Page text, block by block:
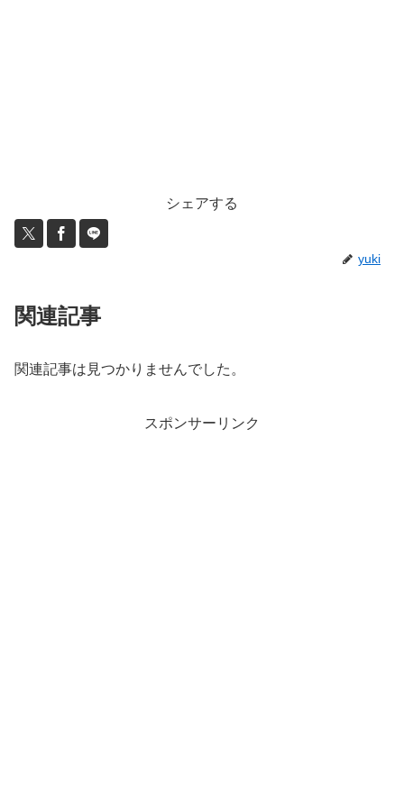
シェアする
yuki
関連記事
関連記事は見つかりませんでした。
スポンサーリンク